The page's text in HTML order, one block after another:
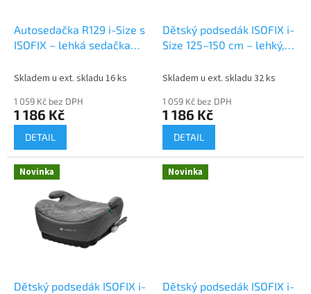
Autosedačka R129 i-Size s
ISOFIX – lehká sedačka
let), pink
Skladem u ext. skladu 16 ks
1 059 Kč bez DPH
1 186 Kč
DETAIL
Dětský podsedák ISOFIX i-
Size 125–150 cm – lehký,
Skladem u ext. skladu 32 ks
1 059 Kč bez DPH
1 186 Kč
DETAIL
Novinka
Dětský podsedák ISOFIX i-
Novinka
Dětský podsedák ISOFIX i-